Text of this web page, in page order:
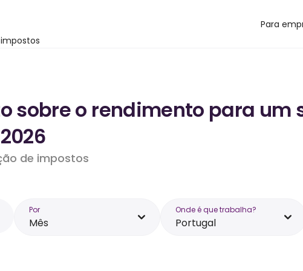
Para
sobre o rendimento para um
de impostos
Por
Mês
Onde é que trabalha?
Portugal